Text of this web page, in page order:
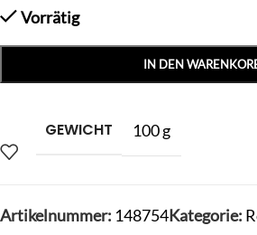
Vorrätig
IN DEN
GEWICHT 100 g
Artikelnummer: 148754Kategorie: